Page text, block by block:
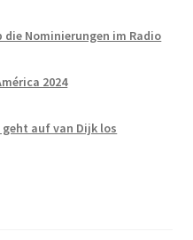
die Nominierungen im Radio
2024
geht auf van Dijk los